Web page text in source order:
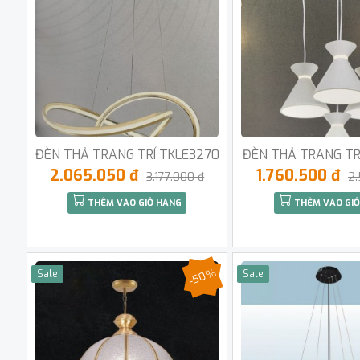
ĐÈN THẢ TRANG TRÍ TKLE3270
2.065.050 đ 3.177.000 đ
THÊM VÀO GIỎ HÀNG
ĐÈN THẢ TRANG
1.760.500 đ
THÊM VÀO
Sale -50% Sale